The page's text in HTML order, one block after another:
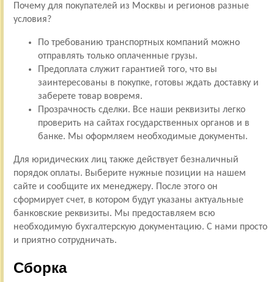
Почему для покупателей из Москвы и регионов разные
условия?
По требованию транспортных компаний можно
отправлять только оплаченные грузы.
Предоплата служит гарантией того, что вы
заинтересованы в покупке, готовы ждать доставку и
заберете товар вовремя.
Прозрачность сделки. Все наши реквизиты легко
проверить на сайтах государственных органов и в
банке. Мы оформляем необходимые документы.
Для юридических лиц также действует безналичный
порядок оплаты. Выберите нужные позиции на нашем
сайте и сообщите их менеджеру. После этого он
сформирует счет, в котором будут указаны актуальные
банковские реквизиты. Мы предоставляем всю
необходимую бухгалтерскую документацию. С нами просто
и приятно сотрудничать.
Сборка